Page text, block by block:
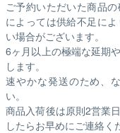
ご予約いただいた商品
によっては供給不足に
い場合がございます。
6ヶ月以上の極端な延期
します。
速やかな発送のため、
い。
商品入荷後は原則2営業
したらお早めにご連絡く